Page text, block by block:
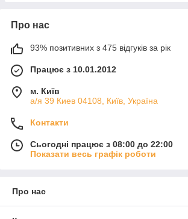
Про нас
93% позитивних з 475 відгуків за рік
Працює з 10.01.2012
м. Київ
а/я 39 Киев 04108, Київ, Україна
Контакти
Сьогодні працює з 08:00 до 22:00
Показати весь графік роботи
Про нас